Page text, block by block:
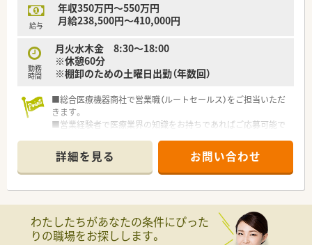
給与
年収350万円～550万円
月給238,500円～410,000円
勤務
時間
月火水木金 8:30～18:00
※休憩60分
※棚卸のための土曜日出勤（年数回）
■総合医療機器商社で営業職（ルートセールス）をご担当いただ
きます。
■営業経験者で医療業界の知識をお持ちであればご応募可能で
・・・会社について・・・
■昭和25年設立の歴史ある企業さまです。
■お客様のニーズに対応する総合医療機器商社としてサービス
良きパートナーとして「付加価値」を提供できる企業を目指しま
す。
■「常に信義を重んじる」「感謝の心で社会に奉仕する」という姿
詳細を見る お問い合わせ
わたしたちがあなたの条件にぴった
りの職場をお探しします。